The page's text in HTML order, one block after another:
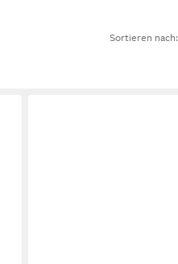
Sortieren nach: